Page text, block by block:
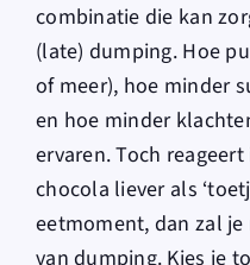
combinatie die kan
(late) dumping. Hoe
of meer), hoe minder
en hoe minder
ervaren. Toch
chocola liever als
eetmoment, dan zal
van dumping. Kies je